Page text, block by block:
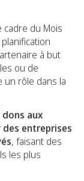
du Mois
à but
ou de
un rôle dans la
dons aux
entreprises
, faisant des
les plus